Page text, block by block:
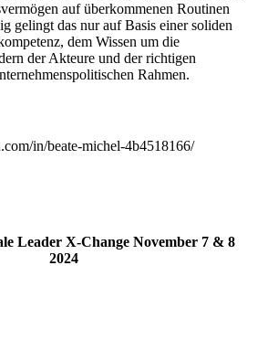
auf überkommenen Routinen
gelingt das nur auf Basis einer soliden
dem Wissen um die
der Akteure und der richtigen
Rahmen.
in/beate-michel-4b4518166/
Leader X-Change November 7 & 8
2024